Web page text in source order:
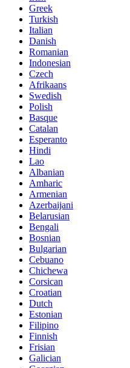
Greek
Turkish
Italian
Danish
Romanian
Indonesian
Czech
Afrikaans
Swedish
Polish
Basque
Catalan
Esperanto
Hindi
Lao
Albanian
Amharic
Armenian
Azerbaijani
Belarusian
Bengali
Bosnian
Bulgarian
Cebuano
Chichewa
Corsican
Croatian
Dutch
Estonian
Filipino
Finnish
Frisian
Galician